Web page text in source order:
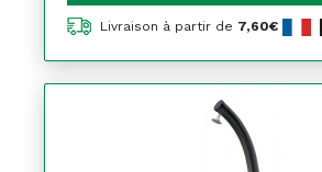
Livraison à partir de 7,60€